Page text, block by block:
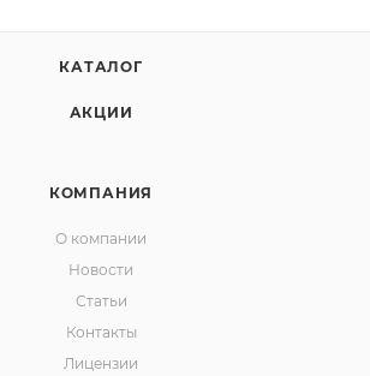
КАТАЛОГ
АКЦИИ
КОМПАНИЯ
О компании
Новости
Статьи
Контакты
Лицензии